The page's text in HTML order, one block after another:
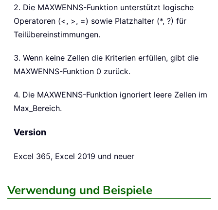
2. Die MAXWENNS-Funktion unterstützt logische
Operatoren (<, >, =) sowie Platzhalter (*, ?) für
Teilübereinstimmungen.
3. Wenn keine Zellen die Kriterien erfüllen, gibt die
MAXWENNS-Funktion 0 zurück.
4. Die MAXWENNS-Funktion ignoriert leere Zellen im
Max_Bereich.
Version
Excel 365, Excel 2019 und neuer
Verwendung und Beispiele